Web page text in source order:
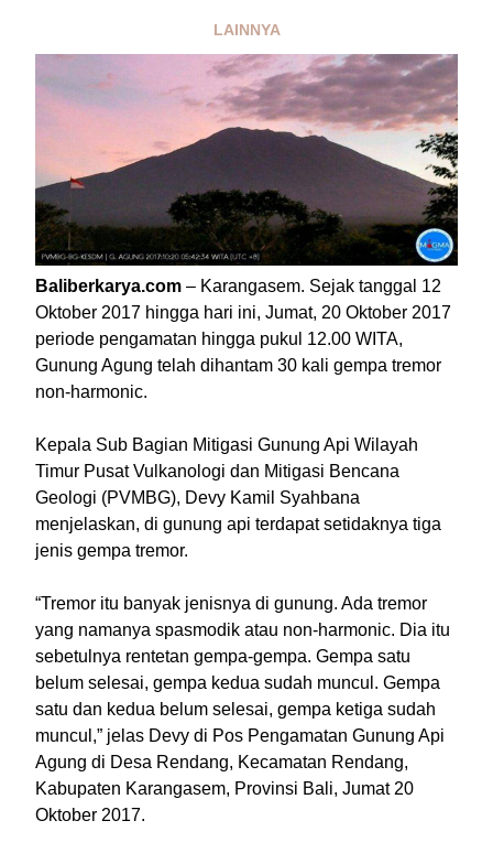
LAINNYA
Baliberkarya.com – Karangasem. Sejak tanggal 12
Oktober 2017 hingga hari ini, Jumat, 20 Oktober 2017
periode pengamatan hingga pukul 12.00 WITA,
Gunung Agung telah dihantam 30 kali gempa tremor
non-harmonic.
Kepala Sub Bagian Mitigasi Gunung Api Wilayah
Timur Pusat Vulkanologi dan Mitigasi Bencana
Geologi (PVMBG), Devy Kamil Syahbana
menjelaskan, di gunung api terdapat setidaknya tiga
jenis gempa tremor.
“Tremor itu banyak jenisnya di gunung. Ada tremor
yang namanya spasmodik atau non-harmonic. Dia itu
sebetulnya rentetan gempa-gempa. Gempa satu
belum selesai, gempa kedua sudah muncul. Gempa
satu dan kedua belum selesai, gempa ketiga sudah
muncul,” jelas Devy di Pos Pengamatan Gunung Api
Agung di Desa Rendang, Kecamatan Rendang,
Kabupaten Karangasem, Provinsi Bali, Jumat 20
Oktober 2017.